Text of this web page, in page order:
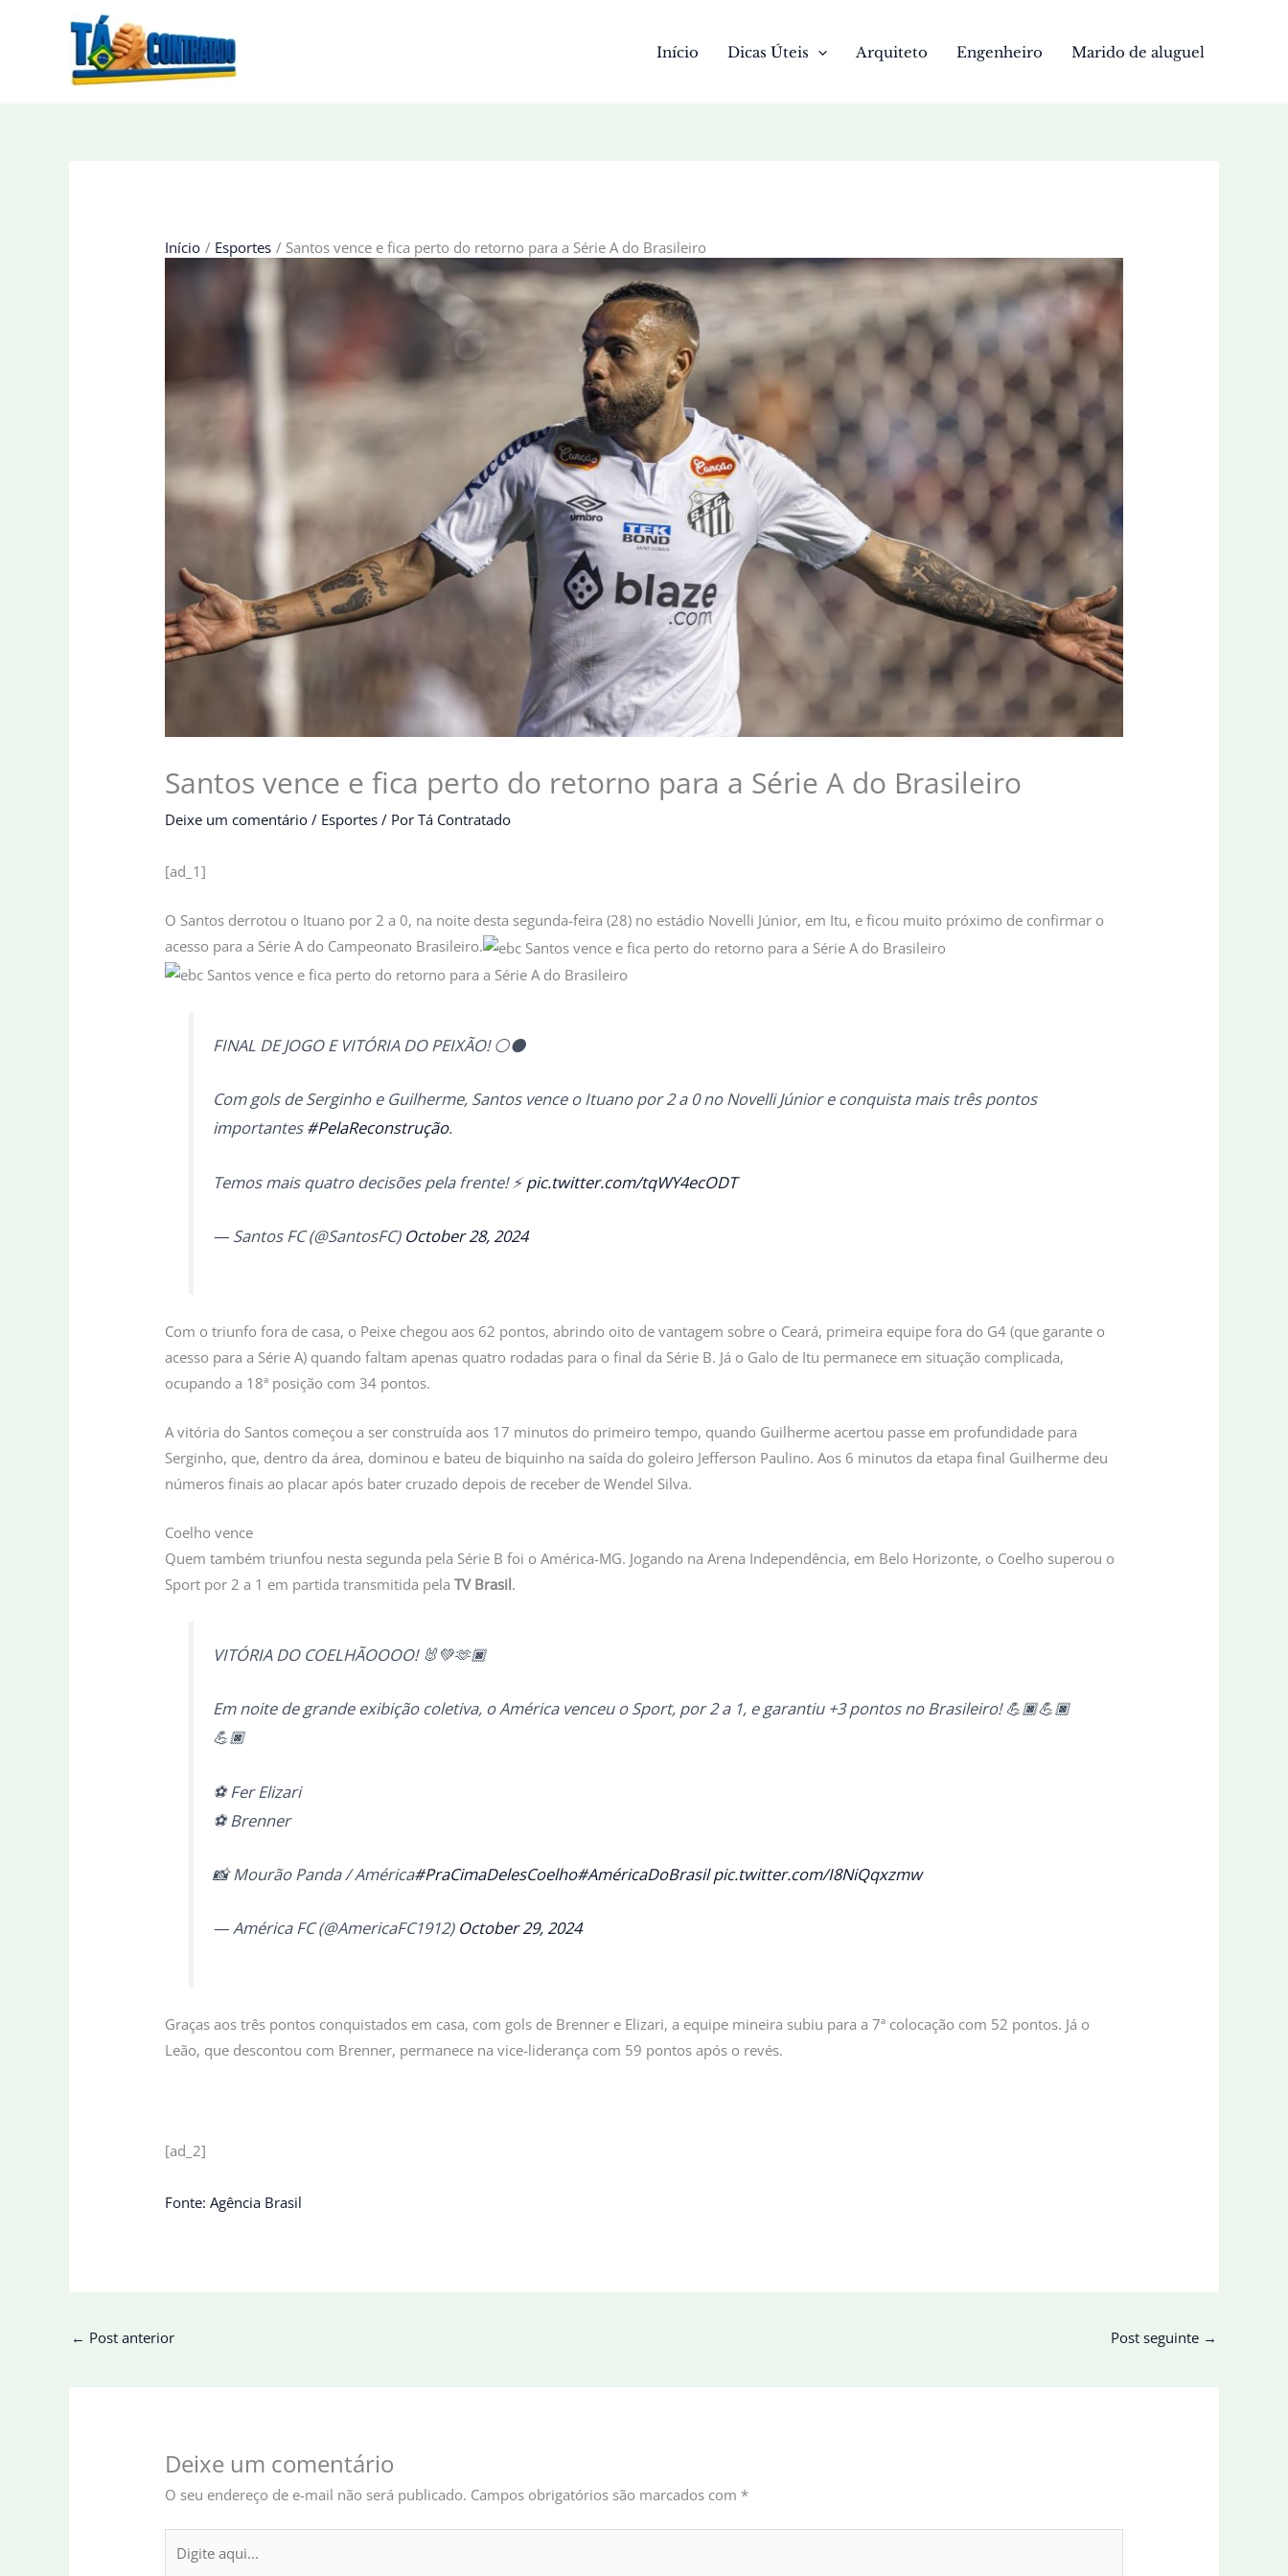
Início Dicas Úteis Arquiteto Engenheiro Marido de aluguel
Início Esportes Santos vence e fica perto do retorno para a Série A do Brasileiro
Santos vence e fica perto do retorno para a Série A do Brasileiro
Deixe um comentário / Esportes / PorTá Contratado
[ad_1]
O Santos derrotou o Ituano por 2 a 0, na noite desta segunda-feira (28) no estádio Novelli Júnior, em Itu, e ficou muito próximo de confirmar o
acesso para a Série A do Campeonato Brasileiro.
FINAL DE JOGO E VITÓRIA DO PEIXÃO! ⚪️⚫️
Com gols de Serginho e Guilherme, Santos vence o Ituano por 2 a 0 no Novelli Júnior e conquista mais três pontos
importantes#PelaReconstrução.
Temos mais quatro decisões pela frente! ⚡️pic.twitter.com/tqWY4ecODT
— Santos FC (@SantosFC) October 28, 2024
Com o triunfo fora de casa, o Peixe chegou aos 62 pontos, abrindo oito de vantagem sobre o Ceará, primeira equipe fora do G4 (que garante o
acesso para a Série A) quando faltam apenas quatro rodadas para o final da Série B. Já o Galo de Itu permanece em situação complicada,
ocupando a 18ª posição com 34 pontos.
A vitória do Santos começou a ser construída aos 17 minutos do primeiro tempo, quando Guilherme acertou passe em profundidade para
Serginho, que, dentro da área, dominou e bateu de biquinho na saída do goleiro Jefferson Paulino. Aos 6 minutos da etapa final Guilherme deu
números finais ao placar após bater cruzado depois de receber de Wendel Silva.
Coelho vence
Quem também triunfou nesta segunda pela Série B foi o América-MG. Jogando na Arena Independência, em Belo Horizonte, o Coelho superou o
Sport por 2 a 1 em partida transmitida pelaTV Brasil.
VITÓRIA DO COELHÃOOOO! 🐰💚🫶🏿
Em noite de grande exibição coletiva, o América venceu o Sport, por 2 a 1, e garantiu +3 pontos no Brasileiro! 💪🏿💪🏿
💪🏿
⚽️ Fer Elizari
⚽️ Brenner
📸 Mourão Panda / América#PraCimaDelesCoelho#AméricaDoBrasil pic.twitter.com/I8NiQqxzmw
— América FC (@AmericaFC1912) October 29, 2024
Graças aos três pontos conquistados em casa, com gols de Brenner e Elizari, a equipe mineira subiu para a 7ª colocação com 52 pontos. Já o
Leão, que descontou com Brenner, permanece na vice-liderança com 59 pontos após o revés.
[ad_2]
Fonte: Agência Brasil
← Post anterior Post seguinte →
Deixe um comentário
O seu endereço de e-mail não será publicado. Campos obrigatórios são marcados com *
aqui...